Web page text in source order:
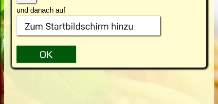
und danach auf